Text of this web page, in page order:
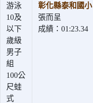
游泳
10及
以下
歲級
男子
組
100公
尺蛙
式
彰化縣泰和國小
張而呈
成績：01:23.34